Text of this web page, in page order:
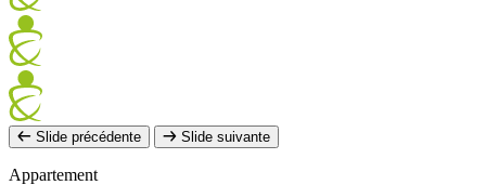
Slide précédente Slide suivante
Appartement